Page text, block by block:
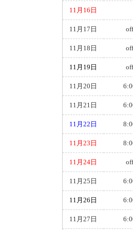
11月16日
11月17日 off
11月18日 off
11月19日 off
11月20日
11月21日
11月22日
11月23日
11月24日 off
11月25日
11月26日
11月27日